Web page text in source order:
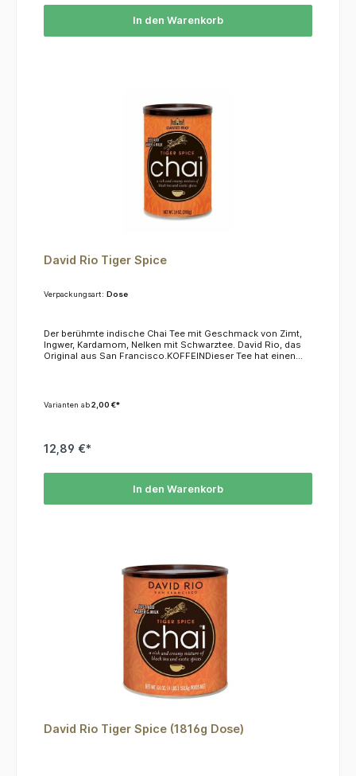
In den Warenkorb
David Rio Tiger Spice
Verpackungsart: Dose
Der berühmte indische Chai Tee mit Geschmack von Zimt,
Ingwer, Kardamom, Nelken mit Schwarztee. David Rio, das
Original aus San Francisco.KOFFEINDieser Tee hat einen
Varianten ab2,00 €*
12,89 €*
In den Warenkorb
David Rio Tiger Spice (1816g Dose)